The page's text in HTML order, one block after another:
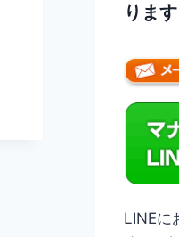
ります
LINEに